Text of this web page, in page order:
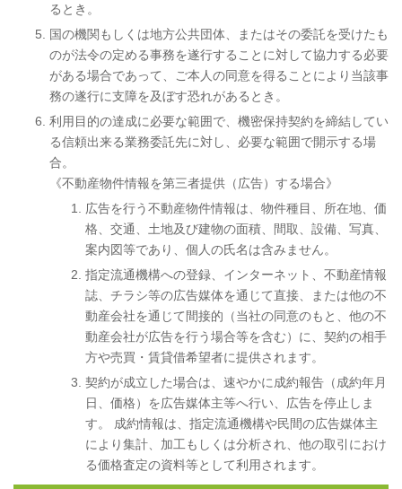
るとき。
国の機関もしくは地方公共団体、またはその委託を受けたも
のが法令の定める事務を遂行することに対して協力する必要
がある場合であって、ご本人の同意を得ることにより当該事
務の遂行に支障を及ぼす恐れがあるとき。
利用目的の達成に必要な範囲で、機密保持契約を締結してい
る信頼出来る業務委託先に対し、必要な範囲で開示する場
合。
《不動産物件情報を第三者提供（広告）する場合》
広告を行う不動産物件情報は、物件種目、所在地、価
格、交通、土地及び建物の面積、間取、設備、写真、
案内図等であり、個人の氏名は含みません。
指定流通機構への登録、インターネット、不動産情報
誌、チラシ等の広告媒体を通じて直接、または他の不
動産会社を通じて間接的（当社の同意のもと、他の不
動産会社が広告を行う場合等を含む）に、契約の相手
方や売買・賃貸借希望者に提供されます。
契約が成立した場合は、速やかに成約報告（成約年月
日、価格）を広告媒体主等へ行い、広告を停止しま
す。 成約情報は、指定流通機構や民間の広告媒体主
により集計、加工もしくは分析され、他の取引におけ
る価格査定の資料等として利用されます。